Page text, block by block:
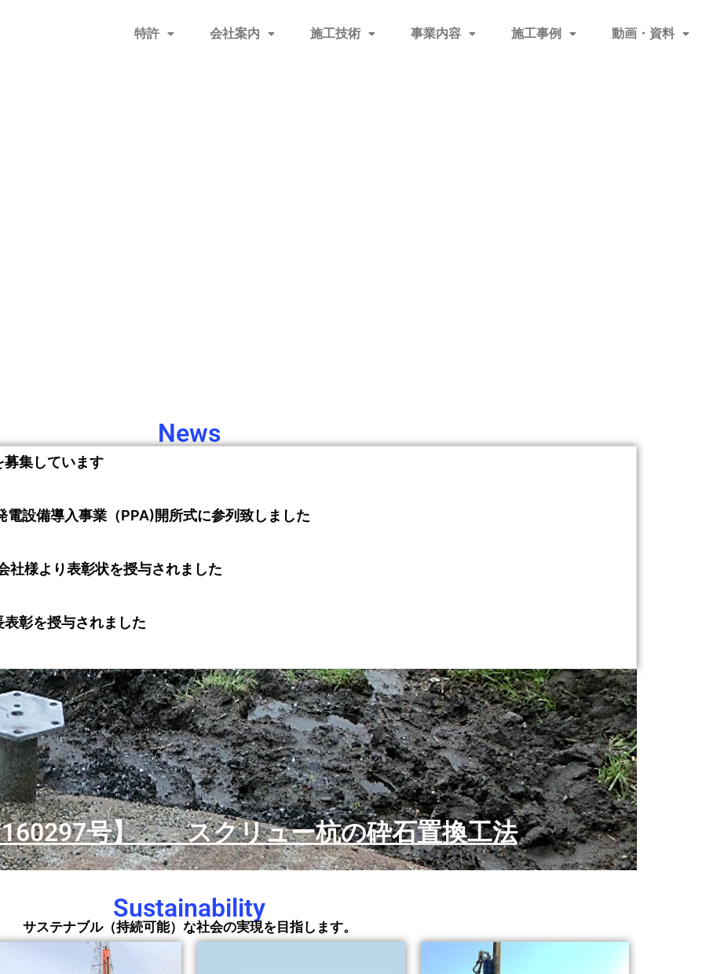
特許 会社案内 施工技術 事業内容 施工事例 動画・資料
News
集しています
設備導入事業（PPA)開所式に参列致しました
社様より表彰状を授与されました
彰を授与されました
号】 スクリュー杭の砕石置換工法
Sustainability
サステナブル（持続可能）な社会の実現を目指します。